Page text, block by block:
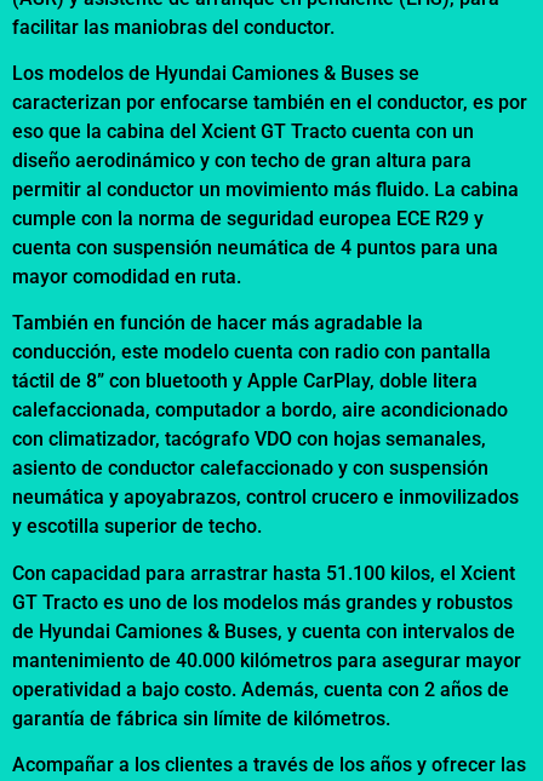
facilitar las maniobras del conductor.
Los modelos de Hyundai Camiones & Buses se
caracterizan por enfocarse también en el conductor, es por
eso que la cabina del Xcient GT Tracto cuenta con un
diseño aerodinámico y con techo de gran altura para
permitir al conductor un movimiento más fluido. La cabina
cumple con la norma de seguridad europea ECE R29 y
cuenta con suspensión neumática de 4 puntos para una
mayor comodidad en ruta.
También en función de hacer más agradable la
conducción, este modelo cuenta con radio con pantalla
táctil de 8” con bluetooth y Apple CarPlay, doble litera
calefaccionada, computador a bordo, aire acondicionado
con climatizador, tacógrafo VDO con hojas semanales,
asiento de conductor calefaccionado y con suspensión
neumática y apoyabrazos, control crucero e inmovilizados
y escotilla superior de techo.
Con capacidad para arrastrar hasta 51.100 kilos, el Xcient
GT Tracto es uno de los modelos más grandes y robustos
de Hyundai Camiones & Buses, y cuenta con intervalos de
mantenimiento de 40.000 kilómetros para asegurar mayor
operatividad a bajo costo. Además, cuenta con 2 años de
garantía de fábrica sin límite de kilómetros.
Acompañar a los clientes a través de los años y ofrecer las